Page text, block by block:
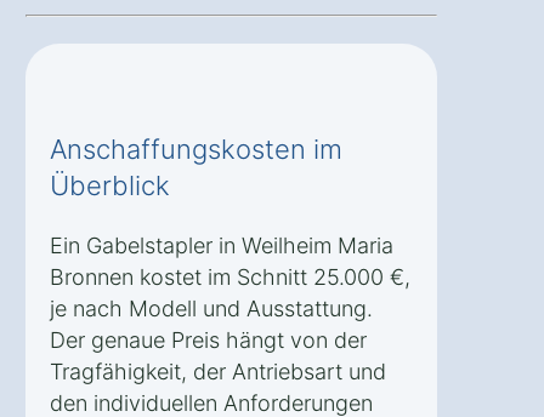
Anschaffungskosten im
Überblick
Ein Gabelstapler in Weilheim Maria
Bronnen kostet im Schnitt 25.000 €,
je nach Modell und Ausstattung.
Der genaue Preis hängt von der
Tragfähigkeit, der Antriebsart und
den individuellen Anforderungen